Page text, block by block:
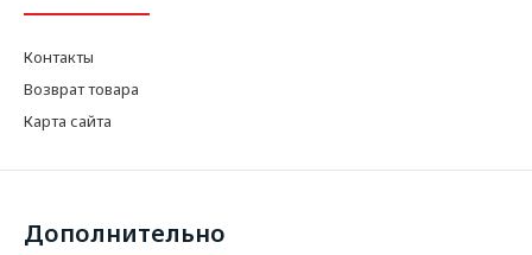
Контакты
Возврат товара
Карта сайта
Дополнительно